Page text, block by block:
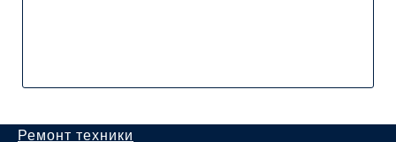
Ремонт техники